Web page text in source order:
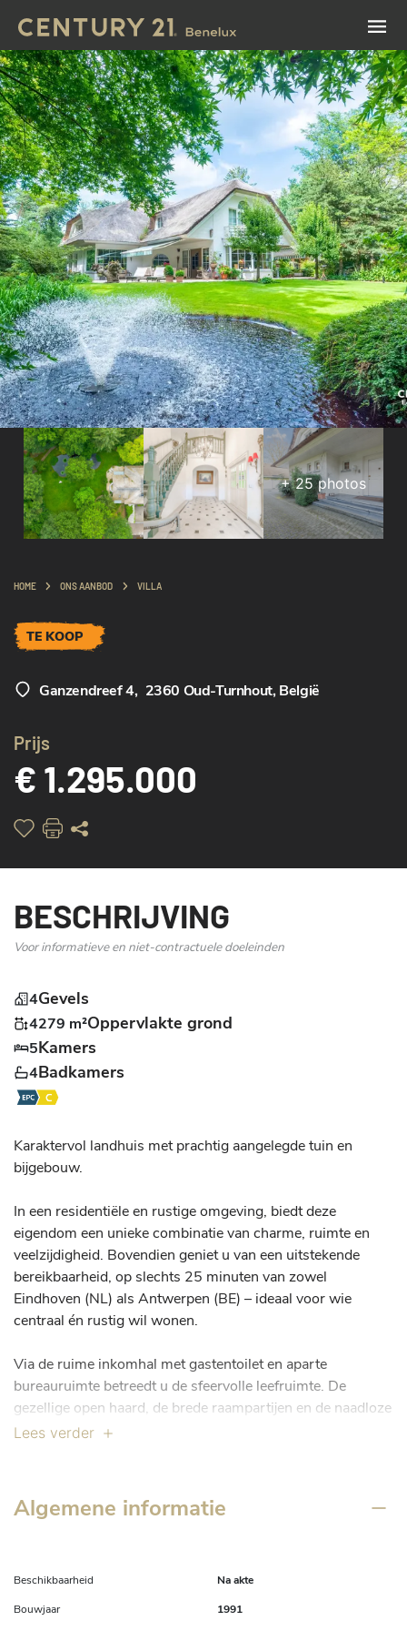
+25 photos
HOME ONS AANBOD VILLA
TE KOOP
Ganzendreef 4, 2360 Oud-Turnhout, België
Prijs
€ 1.295.000
BESCHRIJVING
Voor informatieve en niet-contractuele doeleinden
4Gevels
4279 m²Oppervlakte grond
5Kamers
4Badkamers
Karaktervol landhuis met prachtig aangelegde tuin en
bijgebouw.
In een residentiële en rustige omgeving, biedt deze
eigendom een unieke combinatie van charme, ruimte en
veelzijdigheid. Bovendien geniet u van een uitstekende
bereikbaarheid, op slechts 25 minuten van zowel
Eindhoven (NL) als Antwerpen (BE) – ideaal voor wie
centraal én rustig wil wonen.
Via de ruime inkomhal met gastentoilet en aparte
bureauruimte betreedt u de sfeervolle leefruimte. De
gezellige open haard, de brede raampartijen en de naadloze
overgang naar de eetkamer zorgen voor een warme,
over een aansluitende berging.
beschikt over een eigen inloopdressing, een royale
badkamer én een privé-sauna.
Lees verder
Algemene informatie
Beschikbaarheid
Na akte
Bouwjaar
1991